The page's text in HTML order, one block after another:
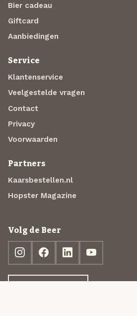
Bier cadeau
Giftcard
Aanbiedingen
Service
Klantenservice
Veelgestelde vragen
Contact
Privacy
Voorwaarden
Partners
Kaarsbestellen.nl
Hopster Magazine
Volg de Beer